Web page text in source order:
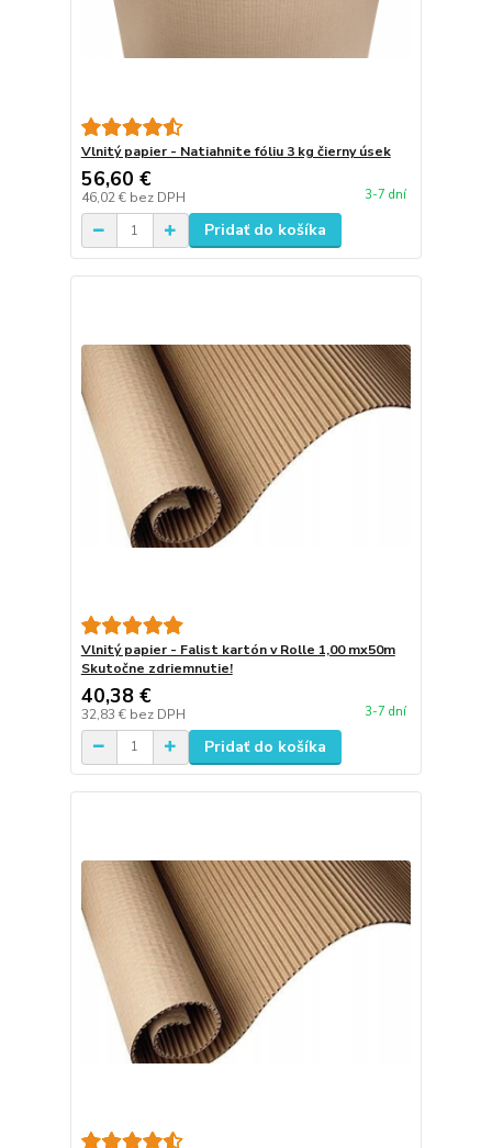
Vlnitý papier - Natiahnite fóliu 3 kg čierny úsek
56,60 €
46,02 € bez DPH 3-7 dní
Pridať do košíka
Vlnitý papier - Falist kartón v Rolle 1,00 mx50m
Skutočne zdriemnutie!
40,38 €
32,83 € bez DPH 3-7 dní
Pridať do košíka